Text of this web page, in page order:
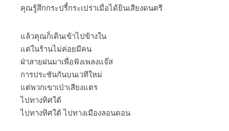
คุณรู้สึกกระปรี้กระเปร่าเมื่อได้ยินเสียงดนตรี
แล้วคุณก็เดินเข้าไปข้างใน
แต่ในร้านไม่ค่อยมีคน
ฝ่าสายฝนมาเพื่อฟังเพลงแจ๊ส
การประชันกันบนเวทีใหม่
แต่พวกเขาเป่าเสียงแตร
ไปทางทิศใต้
ไปทางทิศใต้ ไปทางเมืองลอนดอน